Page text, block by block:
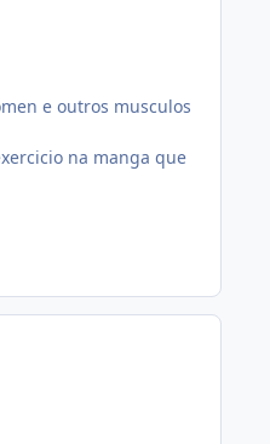
e outros musculos
na manga que